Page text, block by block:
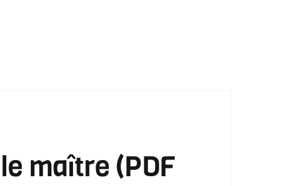
maître (PDF